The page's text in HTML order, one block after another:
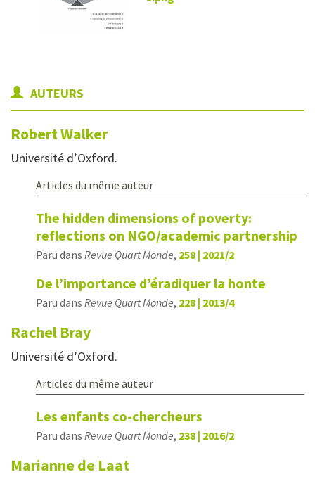
AUTEURS
RobertWalker
Université d’Oxford.
Articles du même auteur
The hidden dimensions of poverty:
reflections on NGO/academic partnership
Paru dans Revue Quart Monde, 258 | 2021/2
De l’importance d’éradiquer la honte
Paru dans Revue Quart Monde, 228 | 2013/4
Rachel Bray
Université d’Oxford.
Articles du même auteur
Les enfants co-chercheurs
Paru dans Revue Quart Monde, 238 | 2016/2
Marianne de Laat